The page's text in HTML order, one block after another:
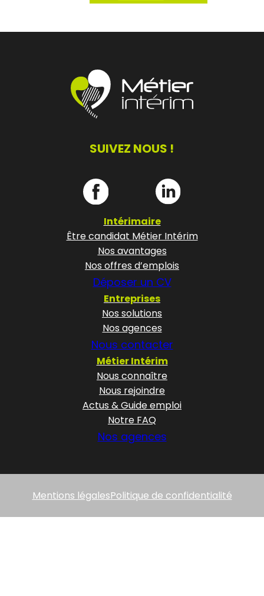
SUIVEZ NOUS !
Intérimaire
Être candidat Métier Intérim
Nos avantages
Nos offres d’emplois
Déposer un CV
Entreprises
Nos solutions
Nos agences
Nous contacter
Métier Intérim
Nous connaître
Nous rejoindre
Actus & Guide emploi
Notre FAQ
Nos agences
Mentions légalesPolitique de confidentialité